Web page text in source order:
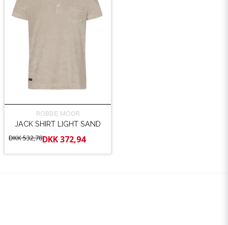
ROBBIE MOOR
JACK SHIRT LIGHT SAND
DKK 532,78DKK 372,94